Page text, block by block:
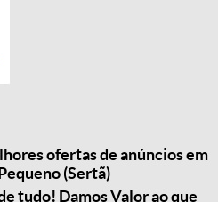
ofertas de anúncios em
(Sertã)
tudo! Damos Valor ao que